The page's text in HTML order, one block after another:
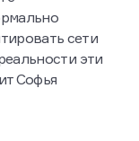
с
сети
эти
Софья